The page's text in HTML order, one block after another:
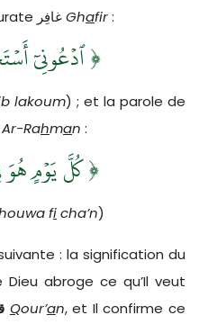
Ghafir:
ٱدۡعُونِيٓ أَسۡتَجِبۡ لَكُمۡۚ﴿
lakoum) ; et la parole de
Ar-Rahman :
كُلَّ يَوۡمٍ هُوَ فِي شَأۡنٖ ٢٩﴿
ficha’n)
: la signification du
abroge ce qu’Il veut
Qour’an, et Il confirme ce